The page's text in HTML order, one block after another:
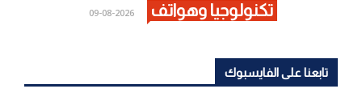
تكنولوجيا وهواتف 2026-08-09
تابعنا على الفايسبوك